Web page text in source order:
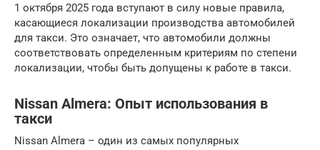
1 октября 2025 года вступают в силу новые правила,
касающиеся локализации производства автомобилей
для такси. Это означает, что автомобили должны
соответствовать определенным критериям по степени
локализации, чтобы быть допущены к работе в такси.
Nissan Almera: Опыт использования в
такси
Nissan Almera – один из самых популярных